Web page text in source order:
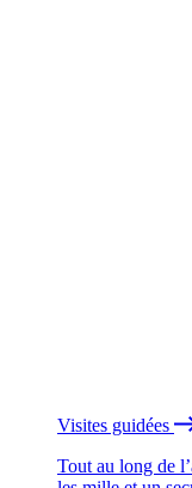
Visites guidées
Tout au long de